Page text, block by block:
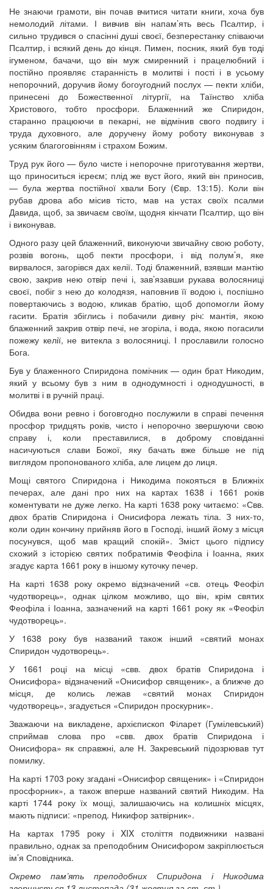
онлайн трансляції
Веб-камери
12 сентября 2015Название трансляции
12 сентября 2015Название трансляции
12 сентября 2015 Название трансляции
12 сентября 2015Название трансляции
12 сентября 2015 Название трансляции
12 сентября 2015 Название трансляции
12 сентября 2015Название трансляции
12 сентября 2015 Название трансляции
Перейти до архіву
Не знаючи грамоти, він почав вчитися читати книги, хоча був
немолодий літами. І вивчив він напам’ять весь Псалтир, і
сильно трудився о спасінні душі своєї, безперестанку співаючи
Псалтир, і всякий день до кінця. Пимен, посник, який був тоді
ігуменом, бачачи, що він муж смиренний і працелюбний і
постійно проявляє старанність в молитві і пості і в усьому
непорочний, доручив йому богоугодний послух — пекти хліби,
принесені до Божественної літургії, на Таїнство хліба
Христового, тобто просфори. Блаженний же Спиридон,
старанно працюючи в пекарні, не відмінив свого подвигу і
труда духовного, але доручену йому роботу виконував з
усяким благоговінням і страхом Божим.
Труд рук його — було чисте і непорочне приготування жертви,
що приноситься ієреєм; плід же вуст його, який він приносив,
— була жертва постійної хвали Богу (Євр. 13:15). Коли він
рубав дрова або місив тісто, мав на устах своїх псалми
Давида, щоб, за звичаєм своїм, щодня кінчати Псалтир, що він
і виконував.
Одного разу цей блаженний, виконуючи звичайну свою роботу,
розвів вогонь, щоб пекти просфори, і від полум’я, яке
вирвалося, загорівся дах келії. Тоді блаженний, взявши мантію
свою, закрив нею отвір печі і, зав’язавши рукава волосяниці
своєї, побіг з нею до колодязя, наповнив її водою і, поспішно
повертаючись з водою, кликав братію, щоб допомогли йому
гасити. Братія збіглись і побачили дивну річ: мантія, якою
блаженний закрив отвір печі, не згоріла, і вода, якою погасили
пожежу келії, не витекла з волосяниці. І прославили голосно
Бога.
Був у блаженного Спиридона помічник — один брат Никодим,
який у всьому був з ним в однодумності і однодушності, в
молитві і в ручній праці.
Обидва вони ревно і боговгодно послужили в справі печення
просфор тридцять років, чисто і непорочно звершуючи свою
справу і, коли преставилися, в доброму сповіданні
насичуються слави Божої, яку бачать вже більше не під
виглядом пропонованого хліба, але лицем до лиця.
Мощі святого Спиридона і Никодима покояться в Ближніх
печерах, але дані про них на картах 1638 і 1661 років
коментувати не дуже легко. На карті 1638 року читаємо: «Свв.
двох братів Спиридона і Онисифора лежать тіла. З них-то,
коли один кончину прийняв його в Господі, інший йому з місця
посунувся, щоб мав кращий спокій». Зміст цього підпису
схожий з історією святих побратимів Феофіла і Іоанна, яких
згадує карта 1661 року в іншому куточку печер.
На карті 1638 року окремо відзначений «св. отець Феофіл
чудотворець», однак цілком можливо, що він, крім святих
Феофіла і Іоанна, зазначений на карті 1661 року як «Феофіл
чудотворець».
У 1638 року був названий також інший «святий монах
Спиридон чудотворець».
У 1661 році на місці «свв. двох братів Спиридона і
Онисифора» відзначений «Онисифор священик», а ближче до
місця, де колись лежав «святий монах Спиридон
чудотворець», згадується «Спиридон проскурник».
Зважаючи на викладене, архієпископ Філарет (Гумілевський)
сприймав слова про «свв. двох братів Спиридона і
Онисифора» як справжні, але Н. Закревський підозрював тут
помилку.
На карті 1703 року згадані «Онисифор священик» і «Спиридон
просфорник», а також вперше названий святий Никодим. На
карті 1744 року їх мощі, залишаючись на колишніх місцях,
мають підписи: «препод. Никифор затвірник».
На картах 1795 року і XIX століття подвижники названі
правильно, однак за преподобним Онисифором закріплюється
ім’я Сповідника.
Окремо пам’ять преподобних Спиридона і Никодима